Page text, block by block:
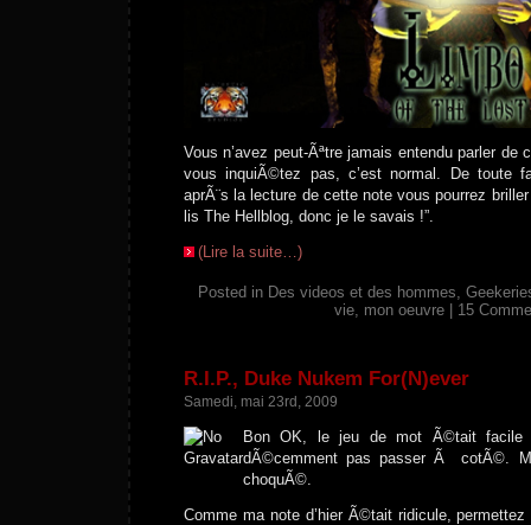
Vous n’avez peut-Ãªtre jamais entendu parler de
vous inquiÃ©tez pas, c’est normal. De toute
aprÃ¨s la lecture de cette note vous pourrez
lis The Hellblog, donc je le savais !”.
(Lire la suite…)
Posted in Des videos et des hommes
vie, mon oeuvre | 15
R.I.P., Duke Nukem For(N)ever
Samedi, mai 23rd, 2009
Bon OK, le jeu de mot Ã©tait facile
dÃ©cemment pas passer Ã cotÃ©.
choquÃ©.
Comme ma note d’hier Ã©tait ridicule,